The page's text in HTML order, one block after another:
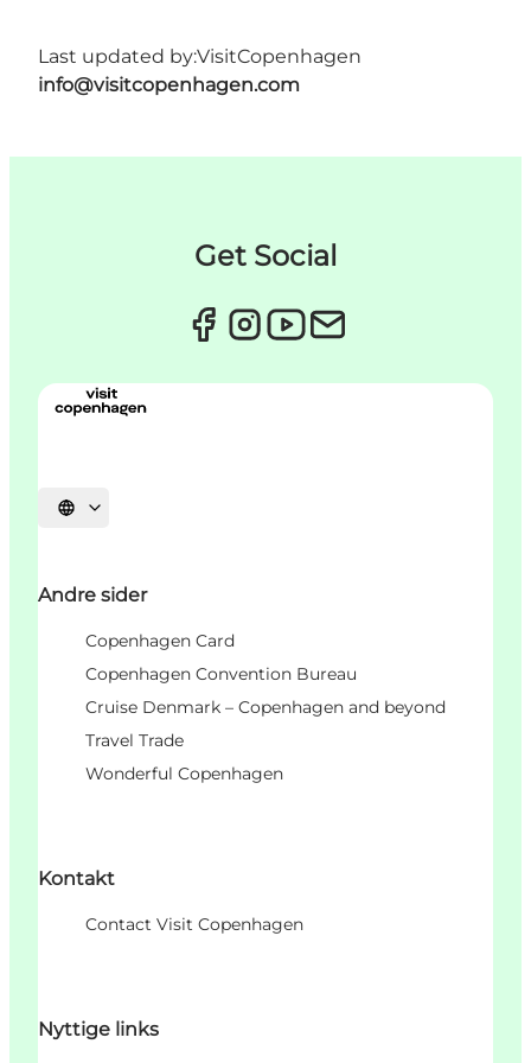
Last updated by:VisitCopenhagen
info@visitcopenhagen.com
Get Social
Select language
Andre sider
Copenhagen Card
Copenhagen Convention Bureau
Cruise Denmark – Copenhagen and beyond
Travel Trade
Wonderful Copenhagen
Kontakt
Contact Visit Copenhagen
Nyttige links